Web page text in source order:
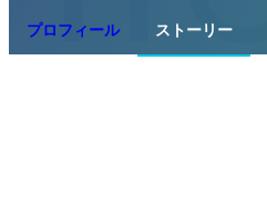
プロフィール ストーリー